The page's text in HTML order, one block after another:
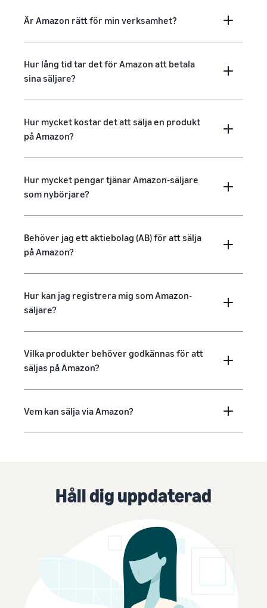
Är Amazon rätt för min verksamhet?
Hur lång tid tar det för Amazon att betala
sina säljare?
Hur mycket kostar det att sälja en produkt
på Amazon?
Hur mycket pengar tjänar Amazon-säljare
som nybörjare?
Behöver jag ett aktiebolag (AB) för att sälja
på Amazon?
Hur kan jag registrera mig som Amazon-
säljare?
Vilka produkter behöver godkännas för att
säljas på Amazon?
Vem kan sälja via Amazon?
Håll dig uppdaterad